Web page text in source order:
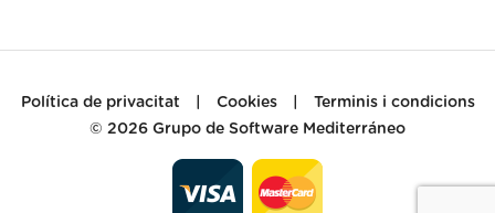
Política de privacitat Cookies
Terminis i condicions
© 2026 Grupo de Software Mediterráneo